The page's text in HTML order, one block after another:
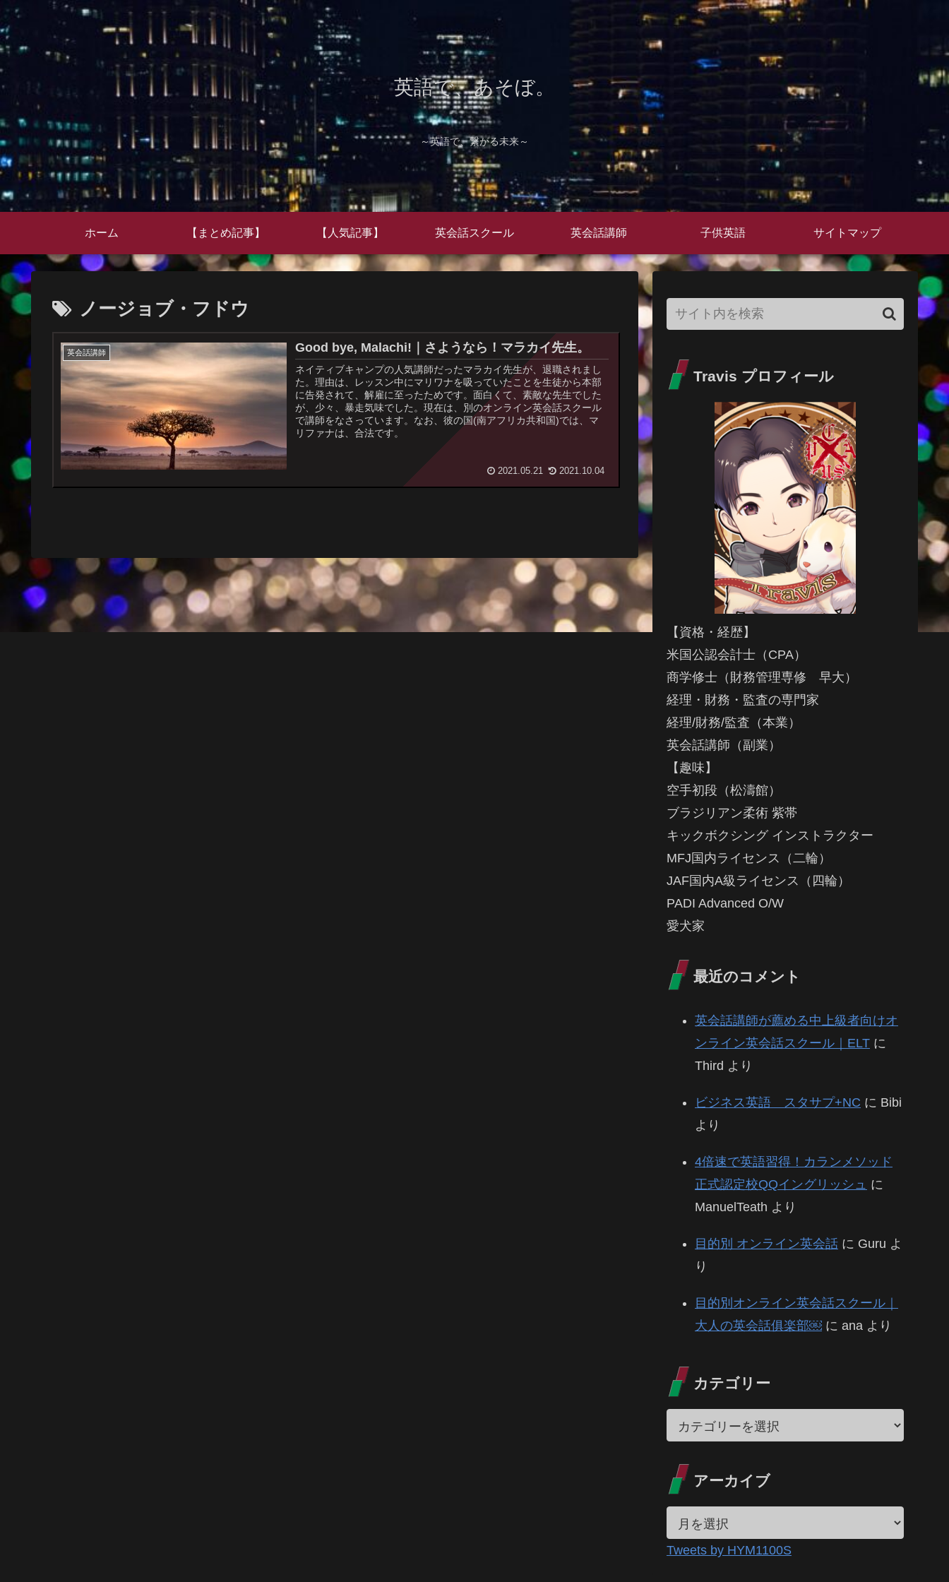
英語で、あそぼ。
～英語で、繋がる未来～
ホーム 【まとめ記事】 【人気記事】 英会話スクール 英会話講師 子供英語 サイトマップ
ノージョブ・フドウ
英会話講師 Good bye, Malachi!｜さようなら！マラカイ先生。
ネイティブキャンプの人気講師だったマラカイ先生が、退職されまし
た。理由は、レッスン中にマリワナを吸っていたことを生徒から本部
に告発されて、解雇に至ったためです。面白くて、素敵な先生でした
が、少々、暴走気味でした。現在は、別のオンライン英会話スクール
で講師をなさっています。なお、彼の国(南アフリカ共和国)では、マ
リファナは、合法です。
2021.05.21 2021.10.04
Travis プロフィール
【資格・経歴】
米国公認会計士（CPA）
商学修士（財務管理専修 早大）
経理・財務・監査の専門家
経理/財務/監査（本業）
英会話講師（副業）
【趣味】
空手初段（松濤館）
ブラジリアン柔術 紫帯
キックボクシング インストラクター
MFJ国内ライセンス（二輪）
JAF国内A級ライセンス（四輪）
PADI Advanced O/W
愛犬家
最近のコメント
英会話講師が薦める中上級者向けオ
ンライン英会話スクール｜ELT に
Third より
ビジネス英語 スタサプ+NC に Bibi
より
4倍速で英語習得！カランメソッド
正式認定校QQイングリッシュ に
ManuelTeath より
目的別 オンライン英会話 に Guru よ
り
目的別オンライン英会話スクール｜
大人の英会話俱楽部￼ に ana より
カテゴリー
アーカイブ
Tweets by HYM1100S